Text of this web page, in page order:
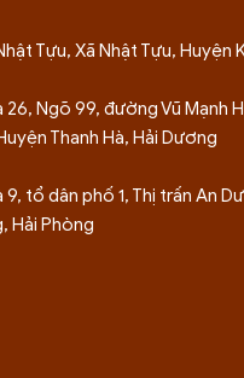
Tựu, Xã Nhật Tựu, Huyện
26, Ngõ 99, đường Vũ Mạnh
Thanh Hà, Hải Dương
9, tổ dân phố 1, Thị trấn An
Hải Phòng